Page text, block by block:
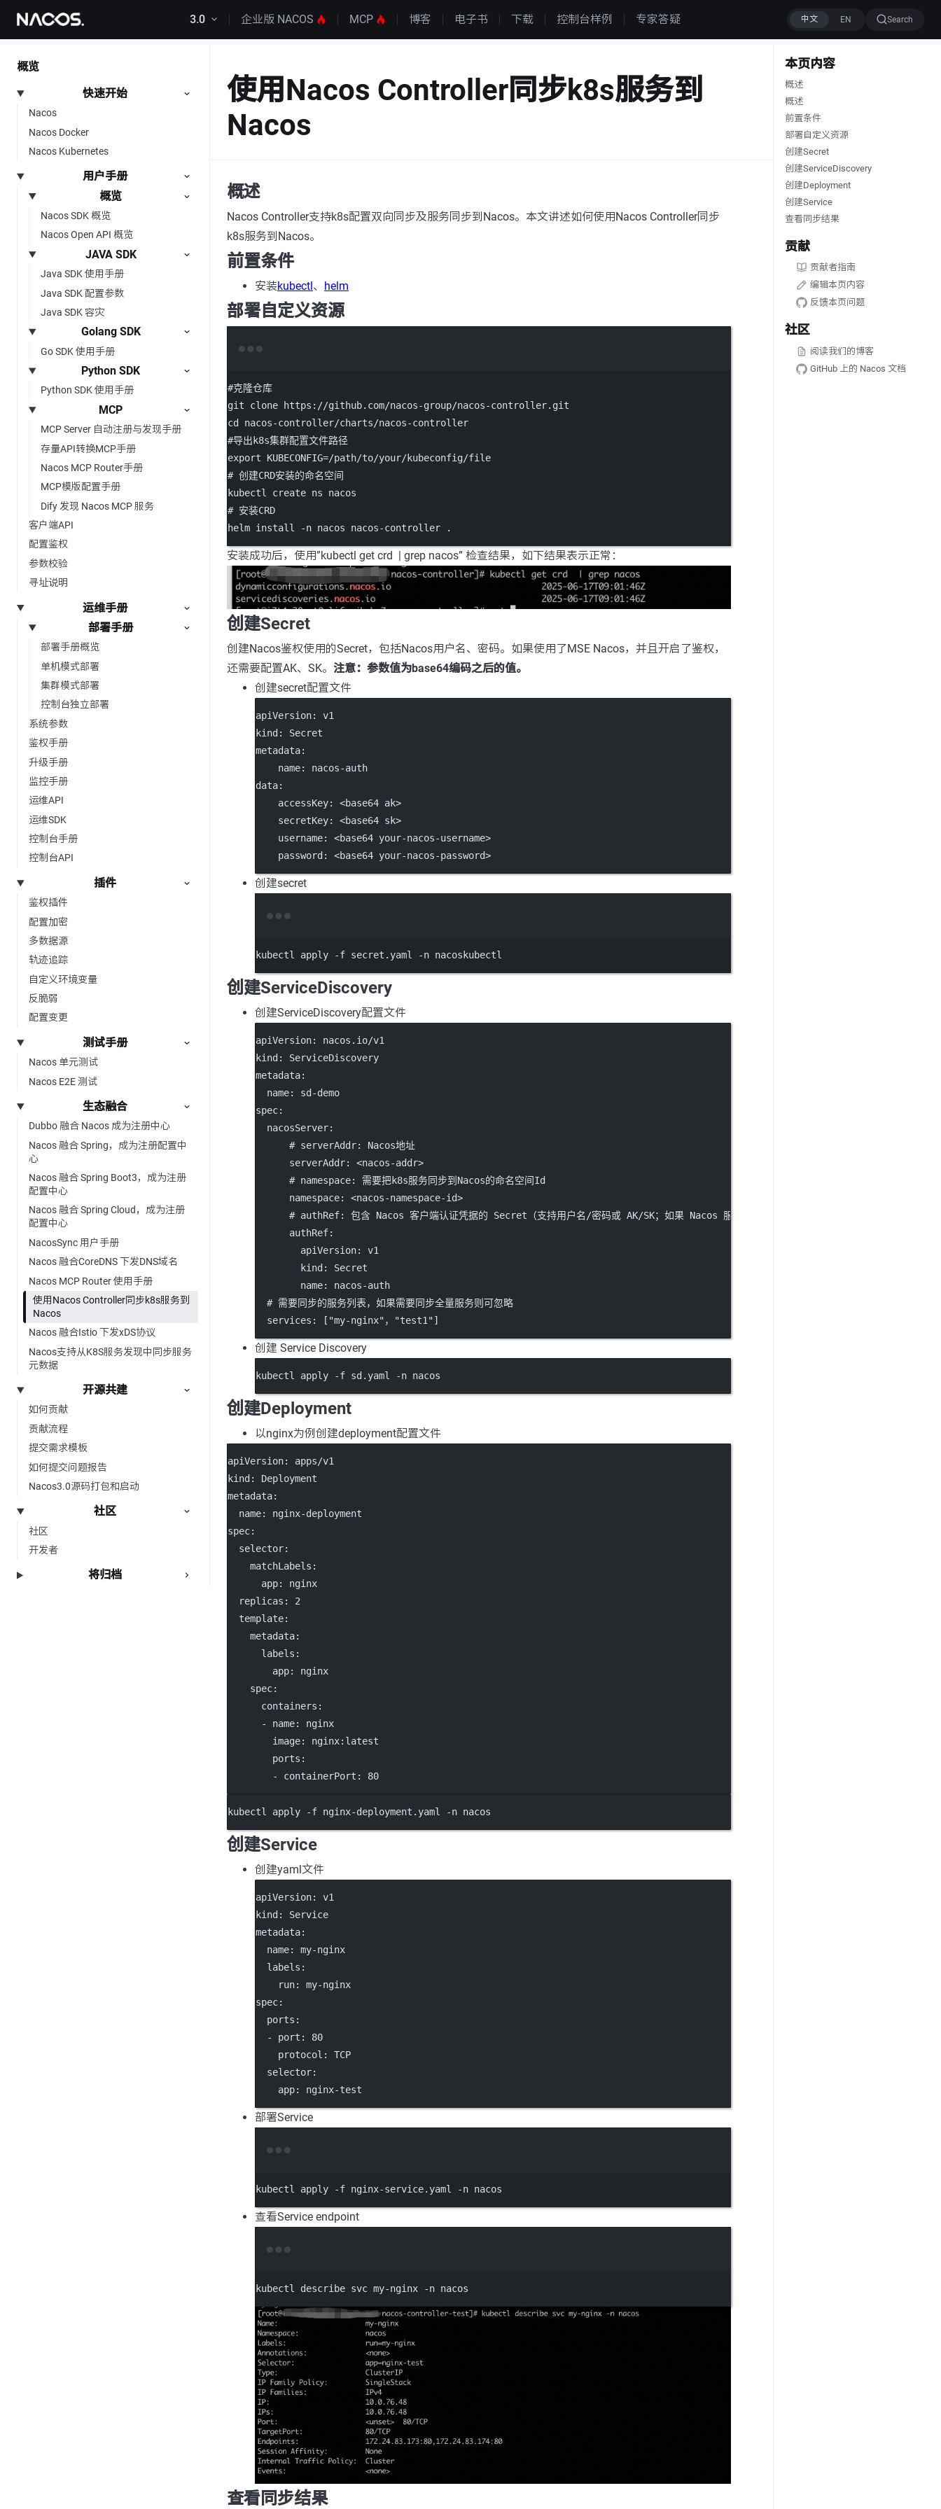
跳转到内容 3.0 企业版 NACOS MCP 博客 电子书 下载 控制台样例 专家答疑 Search
概览
快速开始
Nacos
Nacos Docker
Nacos Kubernetes
用户手册
概览
Nacos SDK 概览
Nacos Open API 概览
JAVA SDK
Java SDK 使用手册
Java SDK 配置参数
Java SDK 容灾
Golang SDK
Go SDK 使用手册
Python SDK
Python SDK 使用手册
MCP
MCP Server 自动注册与发现手册
存量API转换MCP手册
Nacos MCP Router手册
MCP模版配置手册
Dify 发现 Nacos MCP 服务
客户端API
配置鉴权
参数校验
寻址说明
运维手册
部署手册
部署手册概览
单机模式部署
集群模式部署
控制台独立部署
系统参数
鉴权手册
升级手册
监控手册
运维API
运维SDK
控制台手册
控制台API
插件
鉴权插件
配置加密
多数据源
轨迹追踪
自定义环境变量
反脆弱
配置变更
测试手册
Nacos 单元测试
Nacos E2E 测试
生态融合
Dubbo 融合 Nacos 成为注册中心
Nacos 融合 Spring，成为注册配置中
心
Nacos 融合 Spring Boot3，成为注册
配置中心
Nacos 融合 Spring Cloud，成为注册
配置中心
NacosSync 用户手册
Nacos 融合CoreDNS 下发DNS域名
Nacos MCP Router 使用手册
使用Nacos Controller同步k8s服务到
Nacos
Nacos 融合Istio 下发xDS协议
Nacos支持从K8S服务发现中同步服务
元数据
开源共建
如何贡献
贡献流程
提交需求模板
如何提交问题报告
Nacos3.0源码打包和启动
社区
社区
开发者
将归档
本页内容
概述
概述
前置条件
部署自定义资源
创建Secret
创建ServiceDiscovery
创建Deployment
创建Service
查看同步结果
贡献
贡献者指南
编辑本页内容
反馈本页问题
社区
阅读我们的博客
GitHub 上的 Nacos 文档
使用Nacos Controller同步k8s服务到
Nacos
概述
Nacos Controller支持k8s配置双向同步及服务同步到Nacos。本文讲述如何使用Nacos Controller同步
k8s服务到Nacos。
前置条件
安装kubectl、 helm
部署自定义资源
#克隆仓库
git
clone
https://github.com/nacos-group/nacos-controller.git
cd
nacos-controller/charts/nacos-controller
#导出k8s集群配置文件路径
export KUBECONFIG=/path/to/your/kubeconfig/file
# 创建CRD安装的命名空间
kubectl
create ns
nacos
# 安装CRD
helm install -n nacos nacos-controller .
安装成功后，使用”kubectl get crd | grep nacos” 检查结果，如下结果表示正常：
创建Secret
创建Nacos鉴权使用的Secret，包括Nacos用户名、密码。如果使用了MSE Nacos，并且开启了鉴权，
还需要配置AK、SK。 注意：参数值为base64编码之后的值。
创建secret配置文件
apiVersion: v1
kind : Secret
metadata:
name: nacos-auth
data:
accessKey: <base64 ak>
secretKey: <base64 sk>
username: <base64 your-nacos-username>
password : <base64 your-nacos-password>
创建secret
kubectl apply -f secret.yaml -n nacoskubectl
创建ServiceDiscovery
创建ServiceDiscovery配置文件
apiVersion: nacos.io/v1
kind : ServiceDiscovery
metadata:
name: sd-demo
spec:
nacosServer:
# serverAddr: Nacos地址
serverAddr: <nacos-addr>
# namespace: 需要把k8s服务同步到Nacos的命名空间Id
namespace: <nacos-namespace-id>
# authRef: 包含 Nacos 客户端认证凭据的 Secret（支持用户名/密码或 AK/SK；如果 Nacos 服务器认证已禁用则可省略
authRef:
apiVersion: v1
kind : Secret
name: nacos-auth
# 需要同步的服务列表，如果需要同步全量服务则可忽略
services : [ "my-nginx"，"test1"]
创建 Service Discovery
kubectl apply -f sd.yaml -n nacos
创建Deployment
以nginx为例创建deployment配置文件
apiVersion: apps/v1
kind : Deployment
metadata:
name: nginx-deployment
spec:
selector:
matchLabels :
app: nginx
replicas : 2
template:
metadata:
labels :
app: nginx
spec:
containers :
      -
name: nginx
image: nginx:latest
ports :
        -
containerPort : 80
kubectl apply -f nginx-deployment.yaml -n nacos
创建Service
创建yaml文件
apiVersion: v1
kind : Service
metadata:
name: my-nginx
labels :
run: my-nginx
spec:
ports :
  -
port : 80
protocol : TCP
selector:
app: nginx-test
部署Service
kubectl apply -f nginx-service.yaml -n nacos
查看Service endpoint
kubectl describe svc my-nginx -n nacos
查看同步结果